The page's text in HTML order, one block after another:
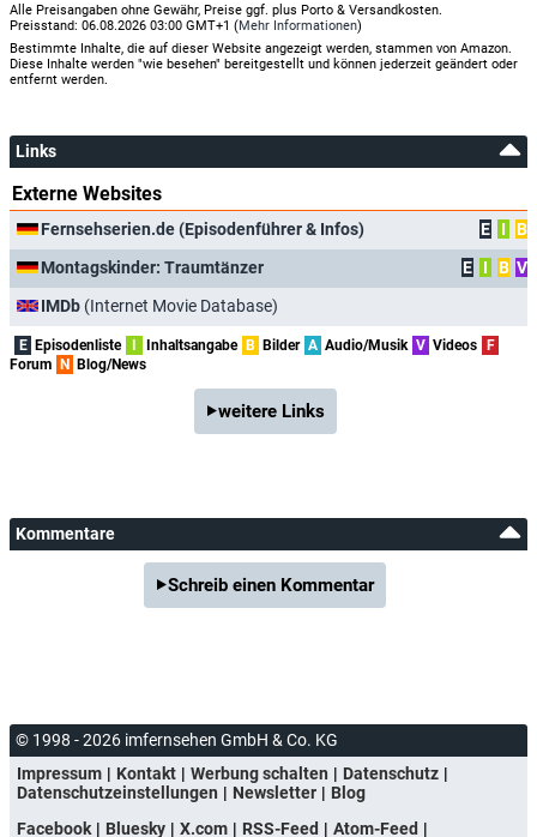
Alle Preisangaben ohne Gewähr, Preise ggf. plus Porto & Versandkosten.
Preisstand: 06.08.2026 03:00 GMT+1 (Mehr Informationen)
Bestimmte Inhalte, die auf dieser Website angezeigt werden, stammen von Amazon.
Diese Inhalte werden "wie besehen" bereitgestellt und können jederzeit geändert oder
entfernt werden.
Links
Externe Websites
Fernsehserien.de (Episodenführer & Infos) E I
B
Montagskinder: Traumtänzer
E I B V
IMDb (Internet Movie Database)
E Episodenliste I Inhaltsangabe B Bilder A Audio/Musik V Videos F
Forum N Blog/News
weitere Links
Kommentare
Schreib einen Kommentar
© 1998 - 2026 imfernsehen GmbH & Co. KG
Impressum
Kontakt Werbung schalten
Datenschutz
Datenschutzeinstellungen
Newsletter
Blog
Facebook
Bluesky X.com RSS-Feed Atom-Feed